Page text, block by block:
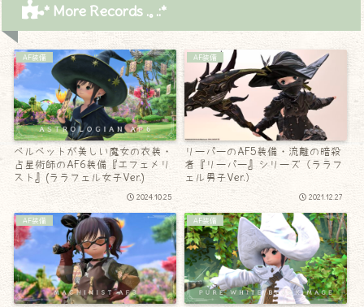
* More Records .｡.:*
AF装備
ベルベットが美しい魔女の衣装・
占星術師のAF6装備『エフェメリ
スト』(ララフェル女子Ver.)
2024.10.25
AF装備
リーパーのAF5装備・流離の暗殺
者『リーパー』シリーズ（ララフ
ェル男子Ver.）
2021.12.27
AF装備 AF装備